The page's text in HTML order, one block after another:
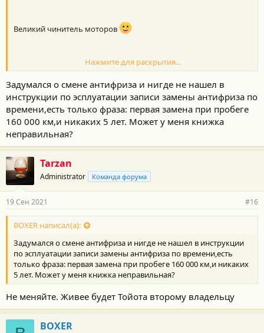
Великий чинитель моторов
В чем именно расстройство ?
Надо Вася.
Антифриз меняется по сроку эксплуатации (5 лет или 160тК)
Toyota SLLC (красный)
Про разницу ОЖ междуSLLC (красный)
можно почитать
завода на 160тК (5 лет) а Toyota
использованииSLLCToyota рекомендует первый раз менять в
160 000 км(или 5 лет), в дальнейшем через каждые 80 000 км.
Coolant type:
“Toyota Super Long Life Coolant ” is used in your Toyota vehicle at
factory fill. In order to avoid technical problems, only use “Toyota Super
Long Life Coolant” or similar high quality ethylene glycol based non-
silicate, non-amine, non-nitrite, and non-borate coolant with long-life
hybrid organic acid technology. (Coolant with long- life hybrid organic
acid technology is a combination of low phosphates and organic
acids.)Do not use plain water alone
Нажмите для раскрытия...
Задумался о смене антифриза и нигде не нашел в
инструкции по эсплуатации записи замены антифриза по
времени,есть только фраза: первая замена при пробеге
160 000 км,и никаких 5 лет. Может у меня книжка
неправильная?
Tarzan
Administrator Команда форума
19 Сен 2021 #16
BOXER написал(а):
Задумался о смене антифриза и нигде не нашел в инструкции
по эсплуатации записи замены антифриза по времени,есть
только фраза: первая замена при пробеге 160 000 км,и никаких
5 лет. Может у меня книжка неправильная?
Не меняйте. Живее будет Тойота второму владельцу
BOXER